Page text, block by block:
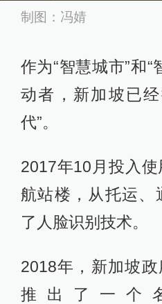
制图：冯婧
作为“智慧城市”和“
动者，新加坡已
代”。
2017年10月投入
航站楼，从托运、
了人脸识别技术。
2018年，新加坡
推出了一个